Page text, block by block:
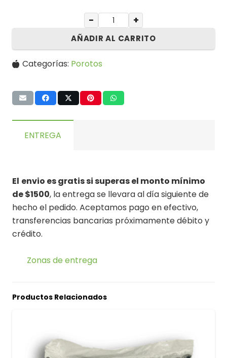
− +
AÑADIR AL CARRITO
Categorías: Porotos
ENTREGA
El envio es gratis si superas el monto mínimo
de $1500, la entrega se llevara al día siguiente de
hecho el pedido. Aceptamos pago en efectivo,
transferencias bancarias próximamente débito y
crédito.
Zonas de entrega
Productos Relacionados